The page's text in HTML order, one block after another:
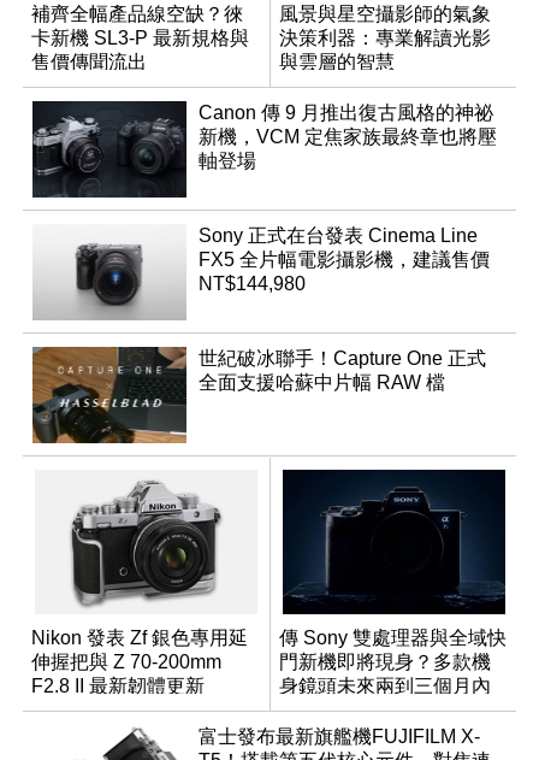
補齊全幅產品線空缺？徠
卡新機 SL3-P 最新規格與
售價傳聞流出
風景與星空攝影師的氣象
決策利器：專業解讀光影
與雲層的智慧
App「Atmos」登場
Canon 傳 9 月推出復古風格的神祕
新機，VCM 定焦家族最終章也將壓
軸登場
Sony 正式在台發表 Cinema Line
FX5 全片幅電影攝影機，建議售價
NT$144,980
世紀破冰聯手！Capture One 正式
全面支援哈蘇中片幅 RAW 檔
Nikon 發表 Zf 銀色專用延
伸握把與 Z 70-200mm
F2.8 II 最新韌體更新
傳 Sony 雙處理器與全域快
門新機即將現身？多款機
身鏡頭未來兩到三個月內
有望登場
富士發布最新旗艦機FUJIFILM X-